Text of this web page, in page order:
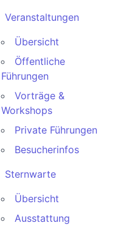
Veranstaltungen
Übersicht
Öffentliche
Führungen
Vorträge &
Workshops
Private Führungen
Besucherinfos
Sternwarte
Übersicht
Ausstattung